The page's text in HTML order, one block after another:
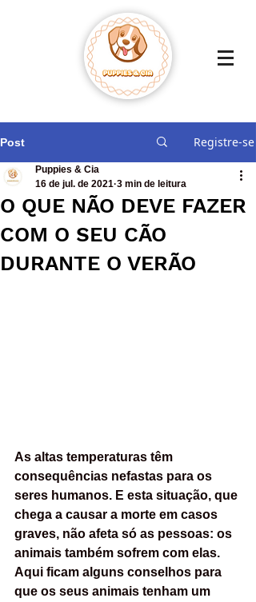
Post Registre-se
O QUE NÃO DEVE FAZER
COM O SEU CÃO
DURANTE O VERÃO
Puppies & Cia
16 de jul. de 2021 3 min de leitura
As altas temperaturas têm
consequências nefastas para os
seres humanos. E esta situação, que
chega a causar a morte em casos
graves, não afeta só as pessoas: os
animais também sofrem com elas.
Aqui ficam alguns conselhos para
que os seus animais tenham um